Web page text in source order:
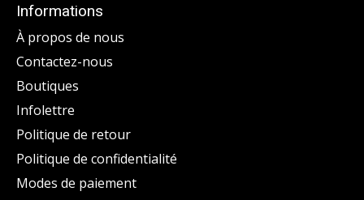
Informations
À propos de nous
Contactez-nous
Boutiques
Infolettre
Politique de retour
Politique de confidentialité
Modes de paiement